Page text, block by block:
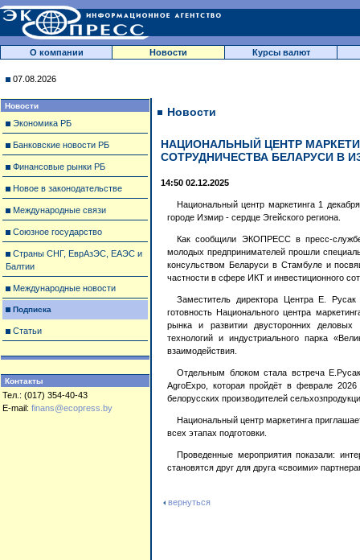
О компании Новости Курсы валют
07.08.2026
Новости
Экономика РБ
Банковские новости РБ
Финансовые рынки РБ
Новое в законодательстве
Международные связи
Союзное государство
Страны СНГ, ЕврАзЭС, ЕАЭС и
Балтии
Международные новости
Подписка
Статьи
Контакты
Тел.: (017) 354-40-43
E-mail: finans@ecopress.by
Новости
НАЦИОНАЛЬНЫЙ ЦЕНТР
СОТРУДНИЧЕСТВА БЕЛАРУСИ В
14:50 02.12.2025
Национальный центр маркетинга 1
городе Измир - сердце Эгейского региона.
Как сообщили ЭКОПРЕСС в пресс-
молодых предпринимателей прошли
консульством Беларуси в Стамбуле и
частности в сфере ИКТ и инвестиционного
Заместитель директора Центра Е.
готовность Национального центра
рынка и развитии двусторонних
технологий и индустриального парка
взаимодействия.
Отдельным блоком стала встреча
AgroExpo, которая пройдёт в феврале
белорусских производителей
Национальный центр маркетинга
всех этапах подготовки.
Проведенные мероприятия показали:
становятся друг для друга «своими»
вернуться